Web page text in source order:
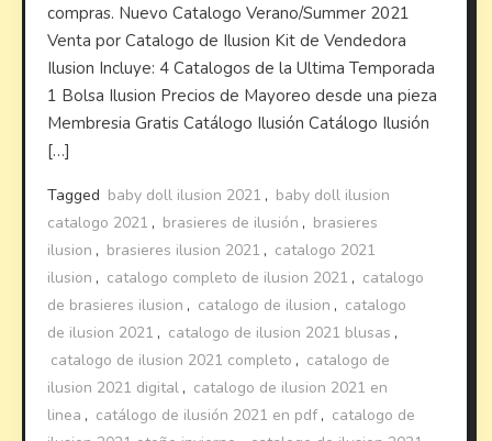
compras. Nuevo Catalogo Verano/Summer 2021
Venta por Catalogo de Ilusion Kit de Vendedora
Ilusion Incluye: 4 Catalogos de la Ultima Temporada
1 Bolsa Ilusion Precios de Mayoreo desde una pieza
Membresia Gratis Catálogo Ilusión Catálogo Ilusión
[…]
Tagged baby doll ilusion 2021 , baby doll ilusion
catalogo 2021 , brasieres de ilusión , brasieres
ilusion , brasieres ilusion 2021 , catalogo 2021
ilusion , catalogo completo de ilusion 2021 , catalogo
de brasieres ilusion , catalogo de ilusion , catalogo
de ilusion 2021 , catalogo de ilusion 2021 blusas ,
catalogo de ilusion 2021 completo , catalogo de
ilusion 2021 digital , catalogo de ilusion 2021 en
linea , catálogo de ilusión 2021 en pdf , catalogo de